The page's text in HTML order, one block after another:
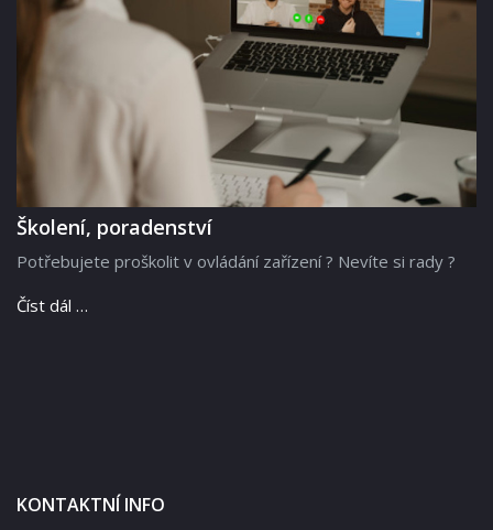
Školení, poradenství
Potřebujete proškolit v ovládání zařízení ? Nevíte si rady ?
Číst dál …
KONTAKTNÍ INFO